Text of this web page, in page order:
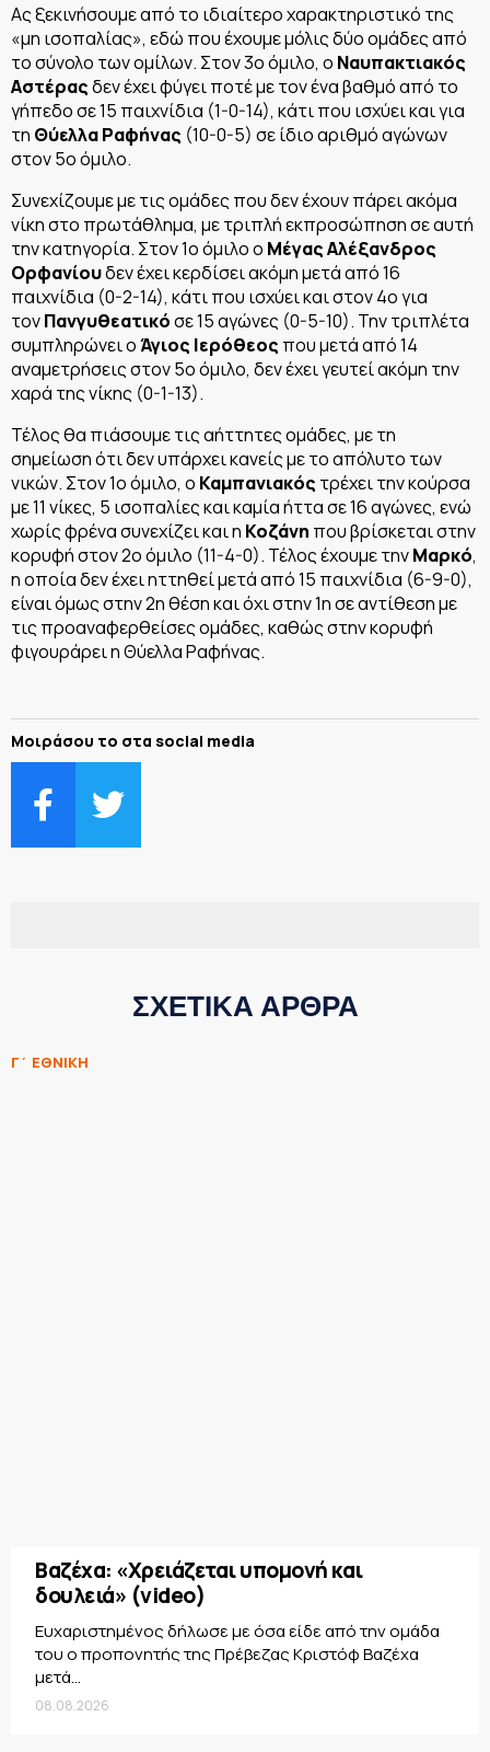
Ας ξεκινήσουμε από το ιδιαίτερο χαρακτηριστικό της
«μη ισοπαλίας», εδώ που έχουμε μόλις δύο ομάδες από
το σύνολο των ομίλων. Στον 3ο όμιλο, ο Ναυπακτιακός
Αστέραςδεν έχει φύγει ποτέ με τον ένα βαθμό από το
γήπεδο σε 15 παιχνίδια (1-0-14), κάτι που ισχύει και για
τη Θύελλα Ραφήνας (10-0-5) σε ίδιο αριθμό αγώνων
στον 5ο όμιλο.
Συνεχίζουμε με τις ομάδες που δεν έχουν πάρει ακόμα
νίκη στο πρωτάθλημα, με τριπλή εκπροσώπηση σε αυτή
την κατηγορία. Στον 1ο όμιλο ο Μέγας Αλέξανδρος
Ορφανίουδεν έχει κερδίσει ακόμη μετά από 16
παιχνίδια (0-2-14), κάτι που ισχύει και στον 4ο για
τονΠανγυθεατικόσε 15 αγώνες (0-5-10). Την τριπλέτα
συμπληρώνει οΆγιος Ιερόθεος που μετά από 14
αναμετρήσεις στον 5ο όμιλο, δεν έχει γευτεί ακόμη την
χαρά της νίκης (0-1-13).
Τέλος θα πιάσουμε τις αήττητες ομάδες, με τη
σημείωση ότι δεν υπάρχει κανείς με το απόλυτο των
νικών. Στον 1ο όμιλο, ο Καμπανιακός τρέχει την κούρσα
με 11 νίκες, 5 ισοπαλίες και καμία ήττα σε 16 αγώνες, ενώ
χωρίς φρένα συνεχίζει και η Κοζάνη που βρίσκεται στην
κορυφή στον 2ο όμιλο (11-4-0). Τέλος έχουμε τηνΜαρκό,
η οποία δεν έχει ηττηθεί μετά από 15 παιχνίδια (6-9-0),
είναι όμως στην 2η θέση και όχι στην 1η σε αντίθεση με
τις προαναφερθείσες ομάδες, καθώς στην κορυφή
φιγουράρει η Θύελλα Ραφήνας.
Μοιράσου το στα social media
ΣΧΕΤΙΚΑ ΑΡΘΡΑ
Γ΄ ΕΘΝΙΚΗ
Βαζέχα: «Χρειάζεται υπομονή και
δουλειά» (video)
Ευχαριστημένος δήλωσε με όσα είδε από την ομάδα
του ο προπονητής της Πρέβεζας Κριστόφ Βαζέχα
μετά...
08.08.2026